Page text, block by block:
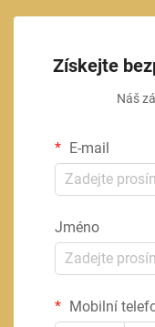
Získejte
Náš
E-mail
Jméno
Mobilní